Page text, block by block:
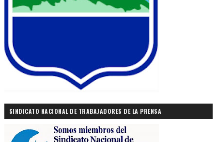
SINDICATO NACIONAL DE TRABAJADORES DE LA PRENSA